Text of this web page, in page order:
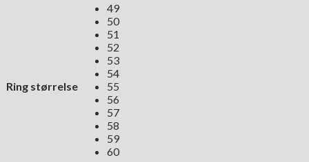
Ring størrelse
49
50
51
52
53
54
55
56
57
58
59
60